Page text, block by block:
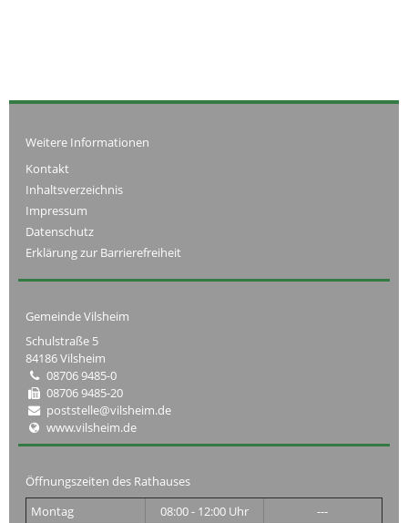
Weitere Informationen
Kontakt
Inhaltsverzeichnis
Impressum
Datenschutz
Erklärung zur Barrierefreiheit
Gemeinde Vilsheim
Schulstraße 5
84186 Vilsheim
08706 9485-0
08706 9485-20
poststelle@vilsheim.de
www.vilsheim.de
Öffnungszeiten des Rathauses
Montag
08:00 - 12:00 Uhr
---